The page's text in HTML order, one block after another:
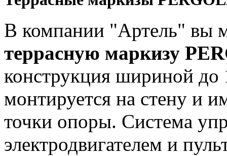
В компании "Артель" вы
террасную маркизу
конструкция шириной
монтируется на стену и
точки опоры. Система
электродвигателем и